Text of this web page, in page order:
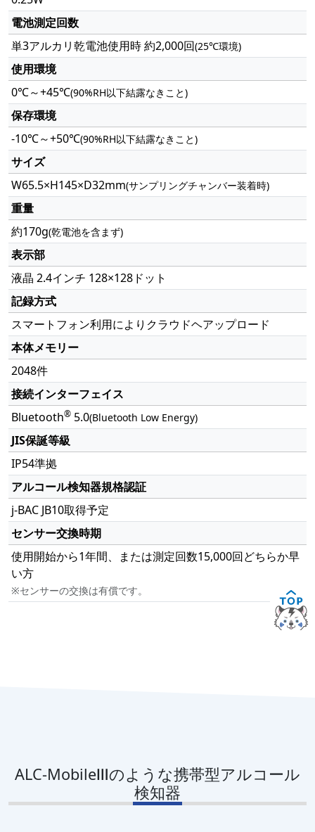
電池測定回数
単3アルカリ乾電池使用時 約2,000回(25℃環境)
使用環境
0℃～+45℃(90%RH以下結露なきこと)
保存環境
-10℃～+50℃(90%RH以下結露なきこと)
サイズ
W65.5×H145×D32mm(サンプリングチャンバー装着時)
重量
約170g(乾電池を含まず)
表示部
液晶 2.4インチ 128×128ドット
記録方式
スマートフォン利用によりクラウドヘアップロード
本体メモリー
2048件
接続インターフェイス
Bluetooth® 5.0(Bluetooth Low Energy)
JIS保誕等級
IP54準拠
アルコール検知器規格認証
j-BAC JB10取得予定
センサー交換時期
使用開始から1年間、または測定回数15,000回どちらか早
い方
※センサーの交換は有償です。
ALC-MobileⅢのような携帯型アルコール
検知器